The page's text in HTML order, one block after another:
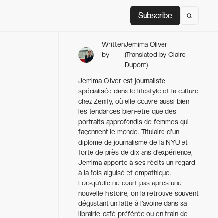
Subscribe
Subscribe
Written
by
Jemima Oliver
(Translated by Claire
Dupont)
Jemima Oliver est journaliste
spécialisée dans le lifestyle et la culture
chez Zenify, où elle couvre aussi bien
les tendances bien-être que des
portraits approfondis de femmes qui
façonnent le monde. Titulaire d’un
diplôme de journalisme de la NYU et
forte de près de dix ans d’expérience,
Jemima apporte à ses récits un regard
à la fois aiguisé et empathique.
Lorsqu’elle ne court pas après une
nouvelle histoire, on la retrouve souvent
dégustant un latte à l’avoine dans sa
librairie-café préférée ou en train de